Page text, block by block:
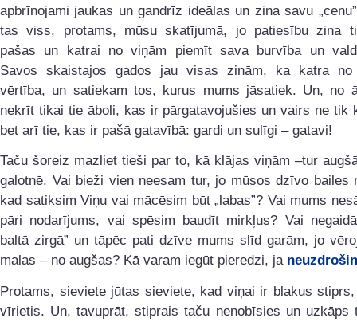
apbrīnojami jaukas un gandrīz ideālas un zina savu
tas viss, protams, mūsu skatījumā, jo patiesību zina
pašas un katrai no viņām piemīt sava burvība un
Savos skaistajos gados jau visas zinām, ka katra
vērtība, un satiekam tos, kurus mums jāsatiek. Un, no
nekrīt tikai tie āboli, kas ir pārgatavojušies un vairs ne tik
bet arī tie, kas ir pašā gatavībā: gardi un sulīgi – gatavi!
Taču šoreiz mazliet tieši par to, kā klājas viņām –tur
galotnē. Vai bieži vien neesam tur, jo mūsos dzīvo bailes
kad satiksim Viņu vai mācēsim būt „labas”? Vai mums
pāri nodarījums, vai spēsim baudīt mirkļus? Vai
baltā zirgā” un tāpēc pati dzīve mums slīd garām, jo
malas – no augšas? Kā varam iegūt pieredzi, ja
Protams, sieviete jūtas sieviete, kad viņai ir blakus
vīrietis. Un, tavuprāt, stiprais taču nenobīsies un uzkāps